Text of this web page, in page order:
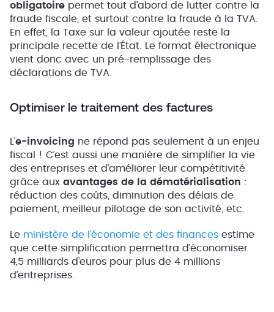
obligatoire permet tout d’abord de lutter contre la
fraude fiscale, et surtout contre la fraude à la TVA.
En effet, la Taxe sur la valeur ajoutée reste la
principale recette de l’État. Le format électronique
vient donc avec un pré-remplissage des
déclarations de TVA.
Optimiser le traitement des factures
L’e-invoicing ne répond pas seulement à un enjeu
fiscal ! C’est aussi une manière de simplifier la vie
des entreprises et d’améliorer leur compétitivité
grâce aux avantages de la dématérialisation :
réduction des coûts, diminution des délais de
paiement, meilleur pilotage de son activité, etc.
Le ministère de l’économie et des finances estime
que cette simplification permettra d’économiser
4,5 milliards d’euros pour plus de 4 millions
d’entreprises.